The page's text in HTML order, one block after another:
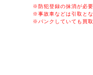
※防犯登録の抹消が必要
※事故車などは引取とな
※パンクしていても買